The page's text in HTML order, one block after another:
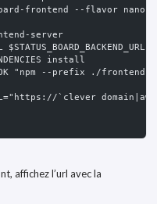
frontend --flavor nano
server
install
"npm --prefix ./
`clever
affichez l’url avec la